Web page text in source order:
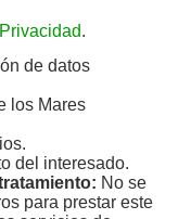
.
de datos
los Mares
del interesado.
No se
para prestar este